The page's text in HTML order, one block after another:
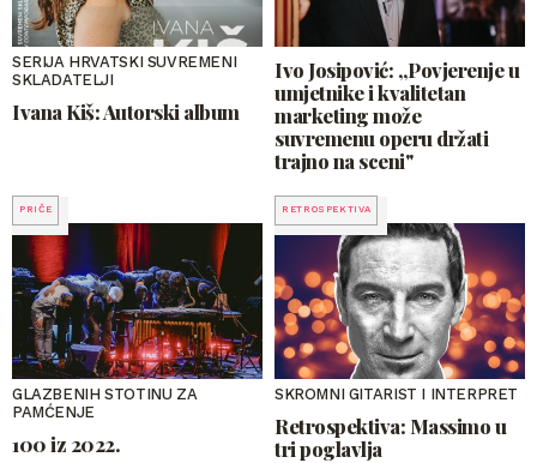
SERIJA HRVATSKI SUVREMENI
SKLADATELJI
Ivana Kiš: Autorski album
Ivo Josipović: „Povjerenje u
umjetnike i kvalitetan
marketing može
suvremenu operu držati
trajno na sceni"
PRIČE
GLAZBENIH STOTINU ZA
PAMĆENJE
100 iz 2022.
RETROSPEKTIVA
SKROMNI GITARIST I INTERPRET
Retrospektiva: Massimo u
tri poglavlja